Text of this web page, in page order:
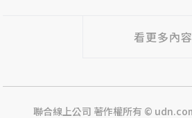
看更多內容
聯合線上公司 著作權所有 ©